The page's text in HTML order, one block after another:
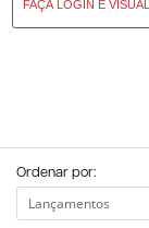
Ordenar por: